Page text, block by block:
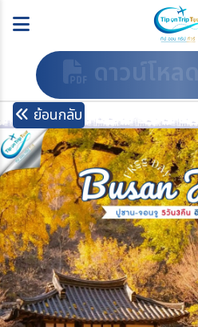
ดาวน์โห
ย้อนกลับ